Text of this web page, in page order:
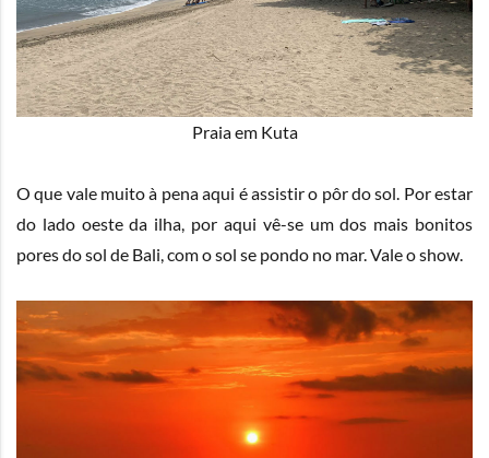
Praia em Kuta
O que vale muito à pena aqui é assistir o pôr do sol. Por estar
do lado oeste da ilha, por aqui vê-se um dos mais bonitos
pores do sol de Bali, com o sol se pondo no mar. Vale o show.